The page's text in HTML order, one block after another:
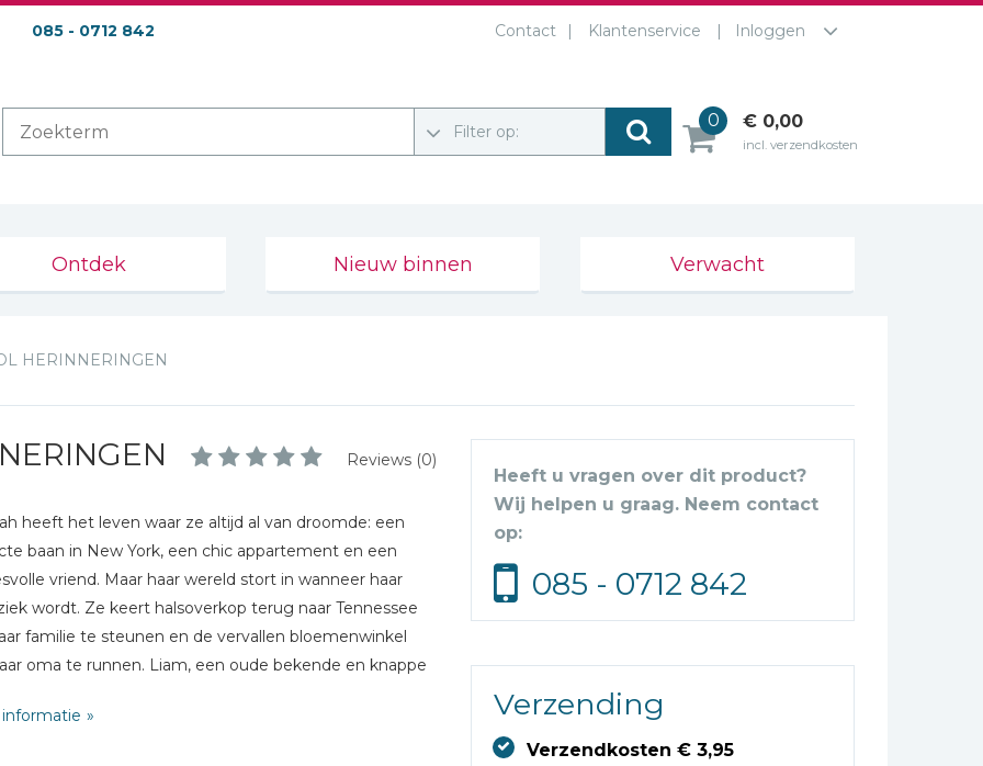
085 - 0712 842 Contact Klantenservice Inloggen
Filter op:
0 € 0,00
incl. verzendkosten
Ontdek Nieuw binnen Verwacht
HERINNERINGEN
Reviews (0)
heeft het leven waar ze altijd al van droomde: een
baan in New York, een chic appartement en een
vriend. Maar haar wereld stort in wanneer haar
wordt. Ze keert halsoverkop terug naar Tennessee
familie te steunen en de vervallen bloemenwinkel
oma te runnen. Liam, een oude bekende en knappe
blijkt geheimen met zich mee te dragen die hun
Heeft u vragen over dit product?
Wij helpen u graag. Neem contact
op:
085 - 0712 842
Verzending
Verzendkosten € 3,95